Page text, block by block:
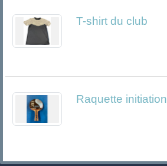
T-shirt du club
Raquette initiation